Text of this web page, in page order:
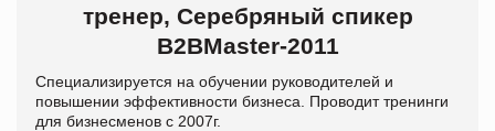
тренер, Серебряный спикер
B2ВMaster-2011
Специализируется на обучении руководителей и
повышении эффективности бизнеса. Проводит тренинги
для бизнесменов с 2007г.